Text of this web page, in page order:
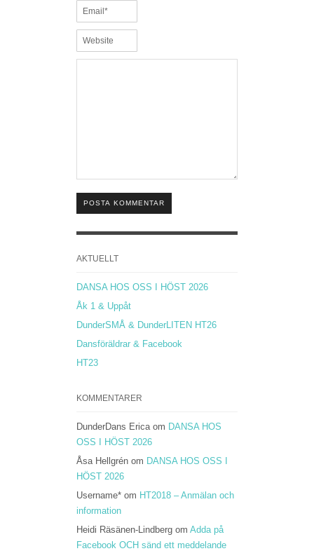
POSTA KOMMENTAR
AKTUELLT
DANSA HOS OSS I HÖST 2026
Åk 1 & Uppåt
DunderSMÅ & DunderLITEN HT26
Dansföräldrar & Facebook
HT23
KOMMENTARER
DunderDans Ericaom DANSA HOS
OSS I HÖST 2026
Åsa Hellgrén om DANSA HOS OSS I
HÖST 2026
Username* om HT2018 – Anmälan och
information
Heidi Räsänen-Lindberg om Adda på
Facebook OCH sänd ett meddelande